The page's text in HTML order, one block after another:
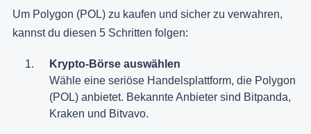
Um Polygon (POL) zu kaufen und sicher zu verwahren,
kannst du diesen 5 Schritten folgen:
Krypto-Börse auswählen
Wähle eine seriöse Handelsplattform, die Polygon
(POL) anbietet. Bekannte Anbieter sind Bitpanda,
Kraken und Bitvavo.